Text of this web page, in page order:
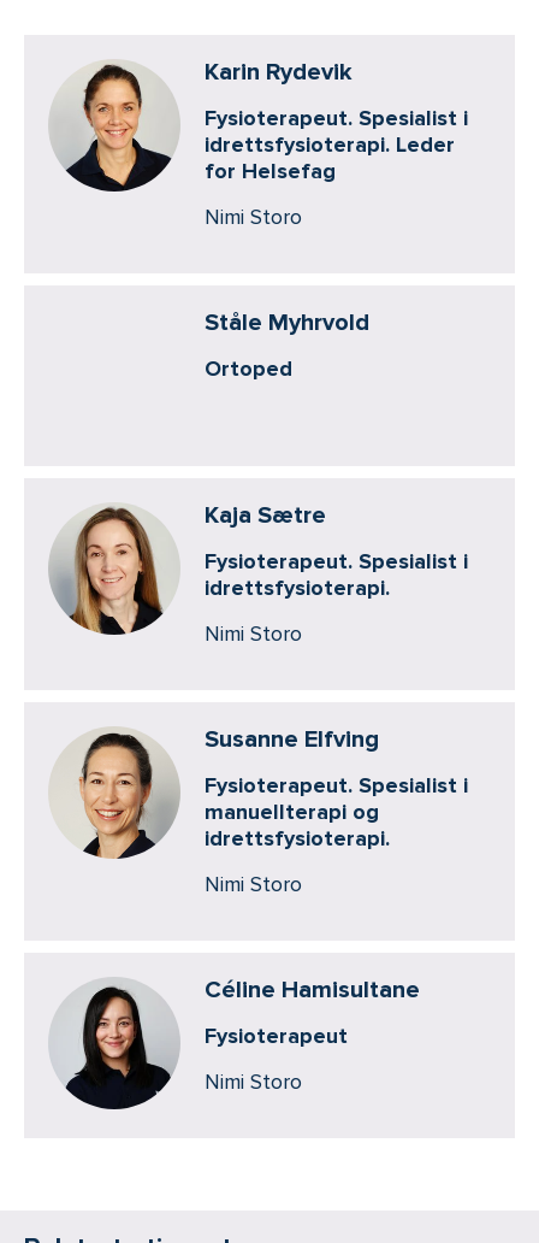
Karin Rydevik
Fysioterapeut. Spesialist i
idrettsfysioterapi. Leder
for Helsefag
Nimi Storo
Ståle Myhrvold
Ortoped
Kaja Sætre
Fysioterapeut. Spesialist i
idrettsfysioterapi.
Nimi Storo
Susanne Elfving
Fysioterapeut. Spesialist i
manuellterapi og
idrettsfysioterapi.
Nimi Storo
Céline Hamisultane
Fysioterapeut
Nimi Storo